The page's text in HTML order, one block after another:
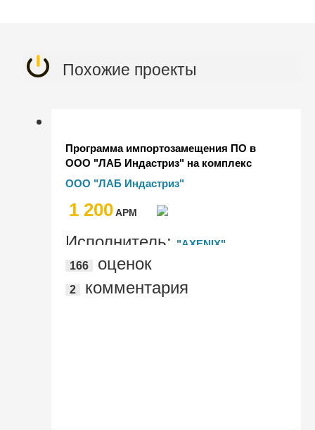
Похожие проекты
Программа импортозамещения ПО в
ООО "ЛАБ Индастриз" на комплекс
продуктов 1С
ООО "ЛАБ Индастриз"
1 200AРМ
Исполнитель: "АXENIX"
166
оценок
2 комментария